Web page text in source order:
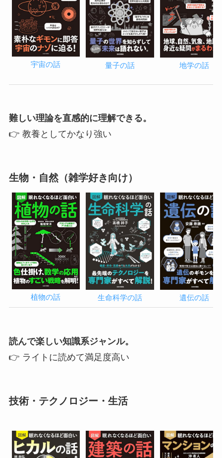
宇宙の話 量子の話 地学の話
難しい理論を直感的に理解できる。
👉 教養としてかなり強い
生物・自然（雑学好き向け）
植物の話 生命科学の話 遺伝の話
読んで楽しい知識系ジャンル。
👉 ライトに読めて満足度高い
技術・テクノロジー・生活